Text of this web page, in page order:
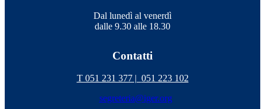
Dal lunedì al venerdì
dalle 9.30 alle 18.30
Contatti
T 051 231 377 | 051 223 102
segreteria@iger.org